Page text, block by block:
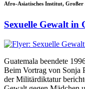
Afro-Asiatisches Institut, Großer
Sexuelle Gewalt in
Guatemala beendete
Beim Vortrag von Sonja
der Militärdiktatur